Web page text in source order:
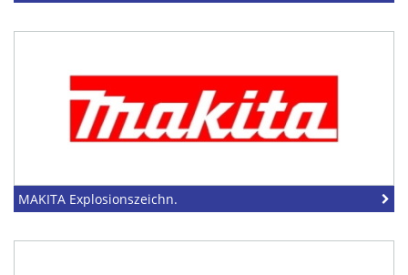
MAKITA Explosionszeichn.